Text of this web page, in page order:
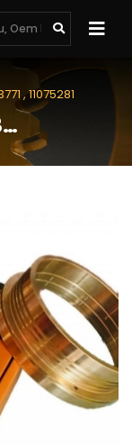
, 11075281
Burç Volvo 11093771 , 11075281